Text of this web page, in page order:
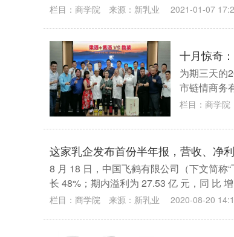
栏目： 商学院 来源： 新乳业 2021-01-07
十月惊奇
为期三天的
市链情商务
公司协办的
栏目： 商学院
这家乳企发布首份半年报，营收、净
8 月 18 日，中国飞鹤有限公司（下文简称
长 48%；期内溢利为 27.53 亿 元，同 比
栏目： 商学院 来源： 新乳业 2020-08-20